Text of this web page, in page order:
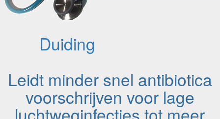
Duiding
Leidt minder snel antibiotica
voorschrijven voor lage